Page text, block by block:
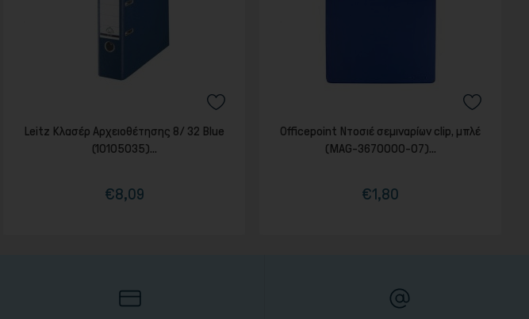
Leitz Κλασέρ Αρχειοθέτησης 8/ 32 Blue
(10105035)...
Τιμή
€8,09Κανονική
Officepoint Ντοσιέ σεμιναρίων clip, μπλέ
(MAG-3670000-07)...
Τιμή
€1,80Κανονική